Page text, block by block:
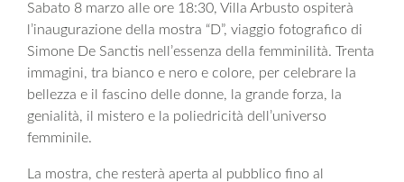
Sabato 8 marzo alle ore 18:30, Villa Arbusto ospiterà
l’inaugurazione della mostra “D”, viaggio fotografico di
Simone De Sanctis nell’essenza della femminilità. Trenta
immagini, tra bianco e nero e colore, per celebrare la
bellezza e il fascino delle donne, la grande forza, la
genialità, il mistero e la poliedricità dell’universo
femminile.
La mostra, che resterà aperta al pubblico fino al